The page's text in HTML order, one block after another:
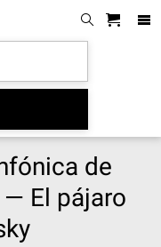
de
El pájaro